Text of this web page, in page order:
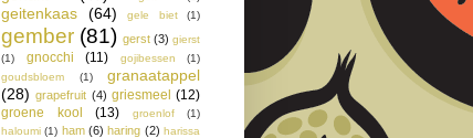
geitenkaas (64) gele biet (1)
gember (81) gerst (3) gierst
(1)
gnocchi (11) gojibessen
(1)
goudsbloem
(1)
granaatappel
(28) grapefruit (4) griesmeel (12)
groene kool
(13) groenlof
(1)
haloumi (1) ham (6) haring (2) harissa